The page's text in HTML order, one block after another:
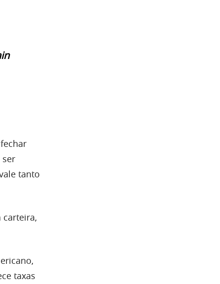
ser
tanto
taxas